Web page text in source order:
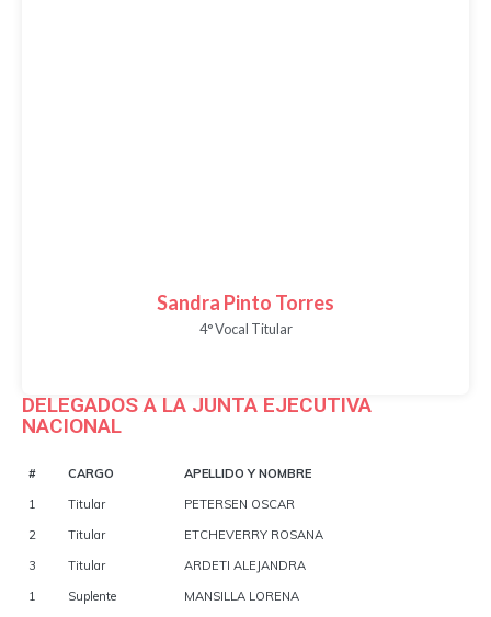
Sandra Pinto Torres
4° Vocal Titular
DELEGADOS A LA JUNTA EJECUTIVA
NACIONAL
# CARGO
APELLIDO Y NOMBRE
1
Titular
PETERSEN OSCAR
2
Titular
ETCHEVERRY ROSANA
3
Titular
ARDETI ALEJANDRA
1
Suplente
MANSILLA LORENA